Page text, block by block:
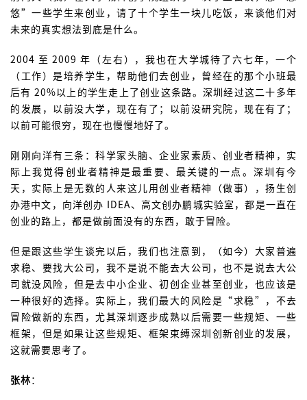
悠”一些学生来创业，请了十个学生一块儿吃饭，来谈他们对
未来的真实想法到底是什么。
2004 至 2009 年（左右），我也在大学城待了六七年，一个
（工作）是培养学生，帮助他们去创业，曾经在的那个小班最
后有 20%以上的学生走上了创业这条路。深圳经过这二十多年
的发展，以前没大学，现在有了；以前没研究院，现在有了；
以前可能很穷，现在也慢慢地好了。
刚刚向洋有三条：科学家头脑、企业家素质、创业者精神，实
际上我觉得创业者精神是最重要、最关键的一点。深圳有今
天，实际上是无数的人来这儿用创业者精神（做事），扬生创
办港中文，向洋创办 IDEA、高文创办鹏城实验室，都是一直在
创业的路上，都是做前面没有的东西，敢于冒险。
但是跟这些学生谈完以后，我们也注意到，（如今）大家普遍
求稳、要找大公司，我不是说不能去大公司，也不是说去大公
司就没风险，但是去中小企业、初创企业甚至创业，也应该是
一种很好的选择。实际上，我们最大的风险是“求稳”，不去
冒险做新的东西，尤其深圳逐步成熟以后需要一些规矩、一些
框架，但是如果让这些规矩、框架束缚深圳创新创业的发展，
这就需要思考了。
张林：